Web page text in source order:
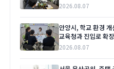
2026.08.07
안양시, 학교 환경
교육청과 진입로 확
2026.08.07